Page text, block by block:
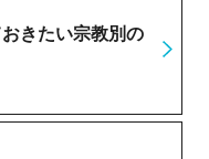
きたい宗教別の